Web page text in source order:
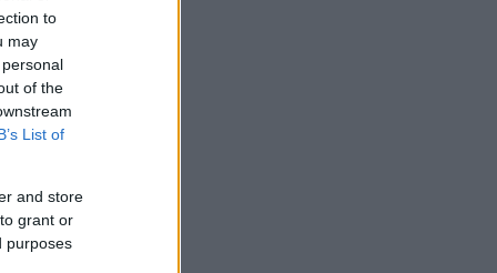
to
may
of the
List of
and store
grant or
purposes